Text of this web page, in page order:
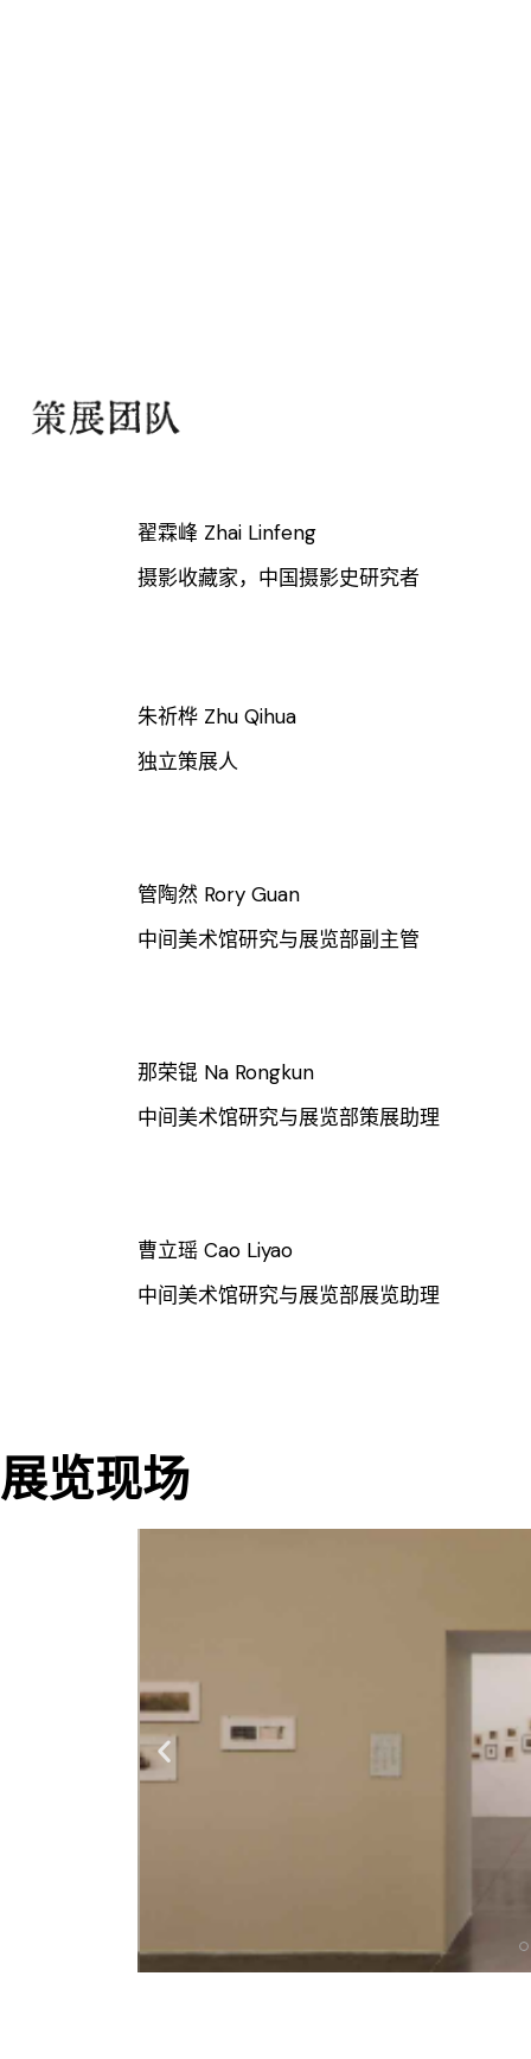
翟霖峰 Zhai Linfeng
摄影收藏家，中国摄影史研究者
朱祈桦 Zhu Qihua
独立策展人
管陶然 Rory Guan
中间美术馆研究与展览部副主管
那荣锟 Na Rongkun
中间美术馆研究与展览部策展助理
曹立瑶 Cao Liyao
中间美术馆研究与展览部展览助理
展览现场